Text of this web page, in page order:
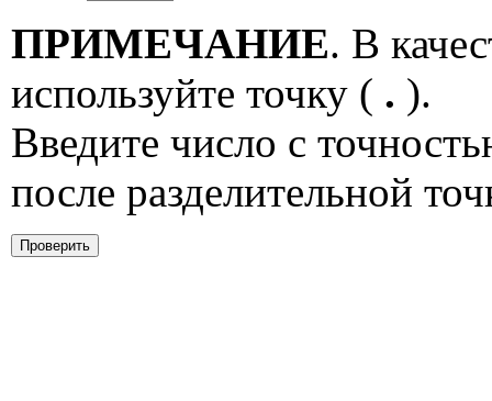
ПРИМЕЧАНИЕ. В
используйте точку ( . ).
Введите число с
после разделительной